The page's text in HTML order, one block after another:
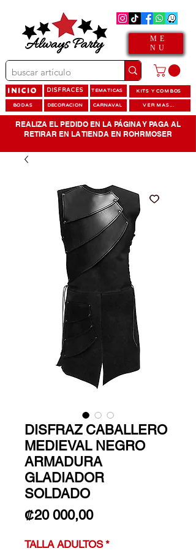
ME
NU
INICIO DISFRACES TEMATICAS KITS Y COMBOS
BODAS DECORACION CARNAVAL VER MAS...
REALIZA EL PEDIDO EN LA PÁGINA Y PAGA AL
RETIRAR EN LA TIENDA EN ROHRMOSER
DISFRAZ CABALLERO
MEDIEVAL NEGRO
ARMADURA
GLADIADOR
SOLDADO
₡20 000,00Precio
TALLA ADULTOS *